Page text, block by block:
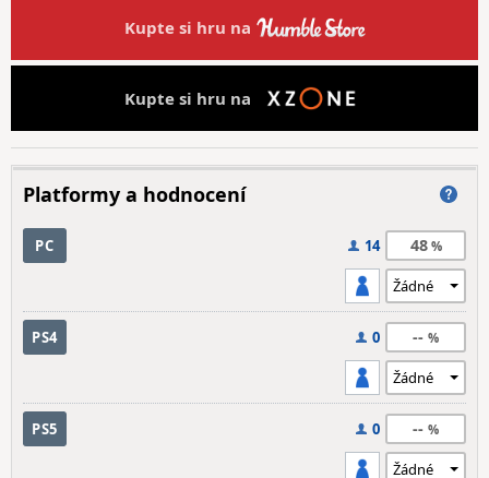
Kupte si hru na
Kupte si hru na
Platformy a hodnocení
PC 14 48
PS4 0 --
PS5 0 --